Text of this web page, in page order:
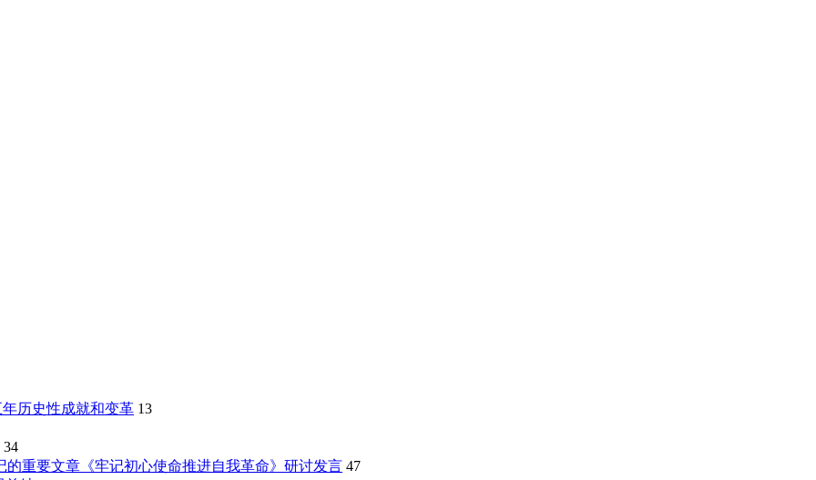
历史性成就和变革 13
34
重要文章《牢记初心使命推进自我革命》研讨发言 47